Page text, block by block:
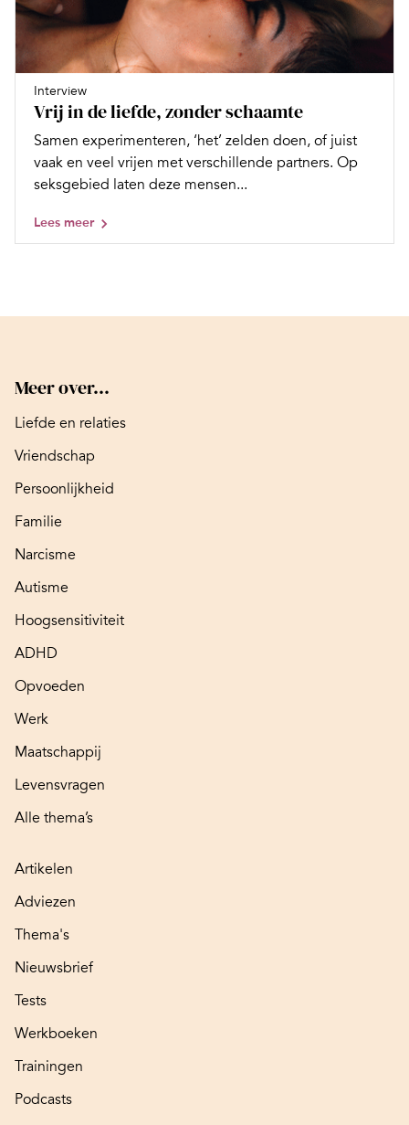
Interview
Vrij in de liefde, zonder schaamte
Samen experimenteren, ‘het’ zelden doen, of juist
vaak en veel vrijen met verschillende partners. Op
seksgebied laten deze mensen...
Lees meer
Meer over...
Liefde en relaties
Vriendschap
Persoonlijkheid
Familie
Narcisme
Autisme
Hoogsensitiviteit
ADHD
Opvoeden
Werk
Maatschappij
Levensvragen
Alle thema’s
Artikelen
Adviezen
Thema's
Nieuwsbrief
Tests
Werkboeken
Trainingen
Podcasts